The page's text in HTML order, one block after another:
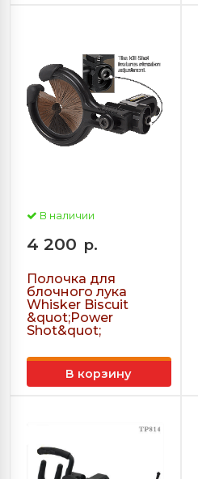
В наличии
4 200 р.
Полочка для
блочного лука
Whisker Biscuit
&quot;Power
Shot&quot;
В корзину